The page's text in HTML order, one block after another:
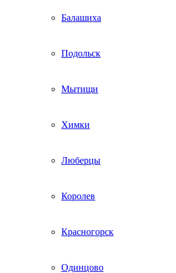
Балашиха
Подольск
Мытищи
Химки
Люберцы
Королев
Красногорск
Одинцово